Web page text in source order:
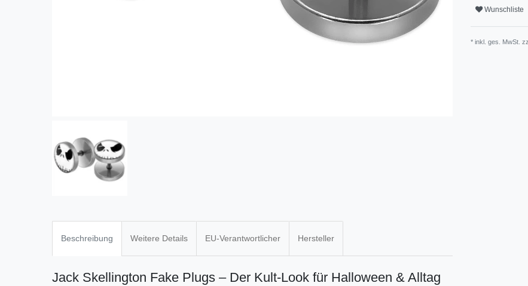
Wunschliste
* inkl. ges. MwSt.
Beschreibung Weitere Details EU-Verantwortlicher Hersteller
Jack Skellington Fake Plugs – Der Kult-Look für Halloween & Alltag